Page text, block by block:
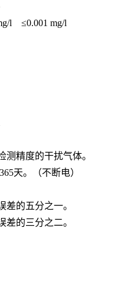
l ≤0.001 mg/l
精度的干扰气体。
365天。（不断电）
差的五分之一。
的三分之二。